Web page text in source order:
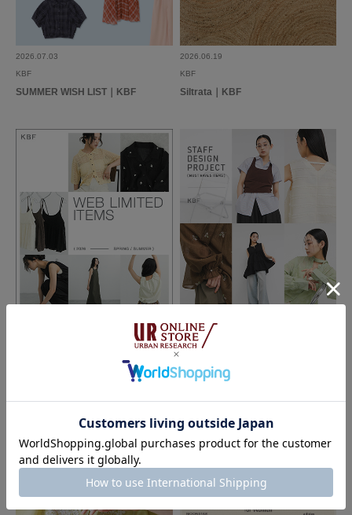
使いやすさ:やや良い
参考になった 0
2026.4.20
ピタッとしすぎなくて良い
色：RED BROWN /サイズ：One
no name
こういうタンクトップはピタッとしすぎて体のラインを拾うことが多いので
すが、これは柔らかい素材でピタッとしすぎないので上半身の厚みが気にな
参考になった 0
2026.07.03
KBF
SUMMER WISH LIST｜KBF
2026.06.19
KBF
Siltrata｜KBF
WEB LIMITED ITEMS｜KBF
2026.05.08
KBF
STAFF DESIGN PROJECT｜KBF